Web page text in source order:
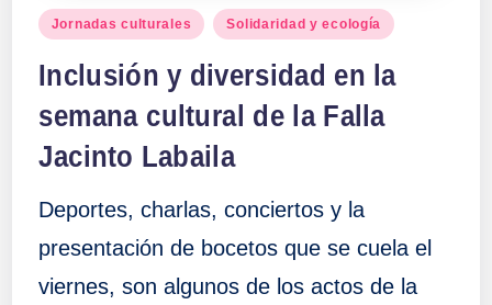
Publicado
Jornadas culturales Solidaridad y ecología
Inclusión y diversidad en la
semana cultural de la Falla
Jacinto Labaila
Deportes, charlas, conciertos y la
presentación de bocetos que se cuela el
viernes, son algunos de los actos de la